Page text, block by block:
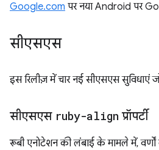
Google.com पर नया Android पर
सीएसएस
इस रिलीज़ में चार नई सीएसएस सुविधाएं
सीएसएस ruby-align प्रॉपर्टी
रूबी एनोटेशन की लंबाई के मामले में,